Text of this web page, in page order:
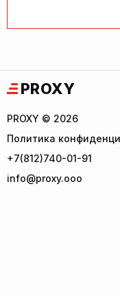
PROXY
PROXY © 2026
Политика
+7(812)740-01-91
info@proxy.ooo